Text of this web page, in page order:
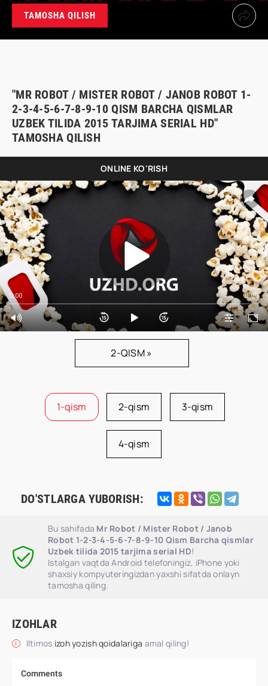
TAMOSHA QILISH
"MR ROBOT / MISTER ROBOT / JANOB ROBOT 1-
2-3-4-5-6-7-8-9-10 QISM BARCHA QISMLAR
UZBEK TILIDA 2015 TARJIMA SERIAL HD"
TAMOSHA QILISH
ONLINE KO'RISH
0:00 0:00
2-QISM »
1-qism 2-qism 3-qism
4-qism
DO'STLARGA YUBORISH:
Bu sahifada Mr Robot / Mister Robot / Janob
Robot 1-2-3-4-5-6-7-8-9-10 Qism Barcha qismlar
Uzbek tilida 2015 tarjima serial HD!
Istalgan vaqtda Android telefoningiz, iPhone yoki
shaxsiy kompyuteringizdan yaxshi sifatda onlayn
tamosha qiling.
IZOHLAR
Iltimos izoh yozish qoidalariga amal qiling!